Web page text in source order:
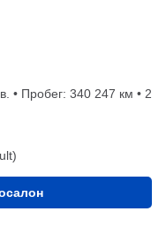
• Пробег: 340 247 км • 2